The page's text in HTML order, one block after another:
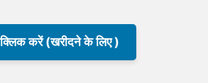
क्लिक करें (खरीदने के लिए )